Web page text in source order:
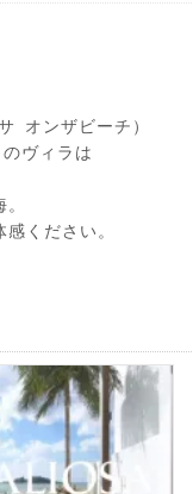
オンザビーチ）
ヴィラは
ください。